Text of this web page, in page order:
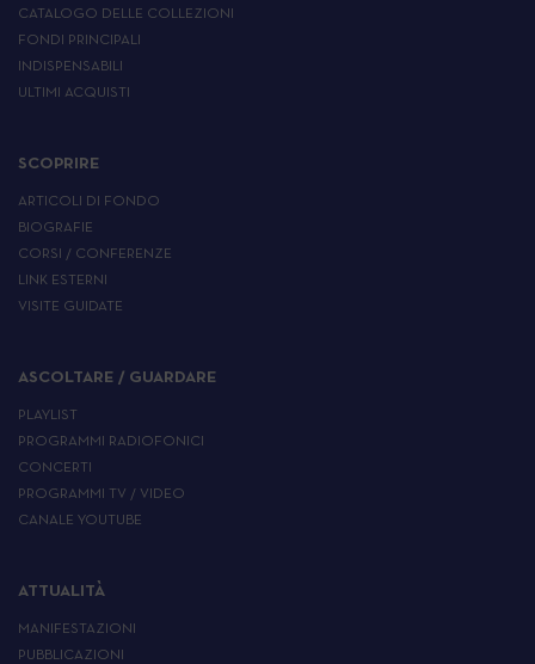
CATALOGO DELLE COLLEZIONI
FONDI PRINCIPALI
INDISPENSABILI
ULTIMI ACQUISTI
SCOPRIRE
ARTICOLI DI FONDO
BIOGRAFIE
CORSI / CONFERENZE
LINK ESTERNI
VISITE GUIDATE
ASCOLTARE / GUARDARE
PLAYLIST
PROGRAMMI RADIOFONICI
CONCERTI
PROGRAMMI TV / VIDEO
CANALE YOUTUBE
ATTUALITÀ
MANIFESTAZIONI
PUBBLICAZIONI